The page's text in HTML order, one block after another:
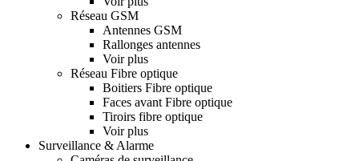
Réseau GSM
Antennes GSM
Rallonges antennes
Voir plus
Réseau Fibre optique
Boitiers Fibre optique
Faces avant Fibre optique
Tiroirs fibre optique
Voir plus
Surveillance & Alarme